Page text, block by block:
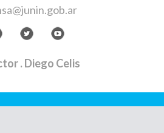
. Diego Celis